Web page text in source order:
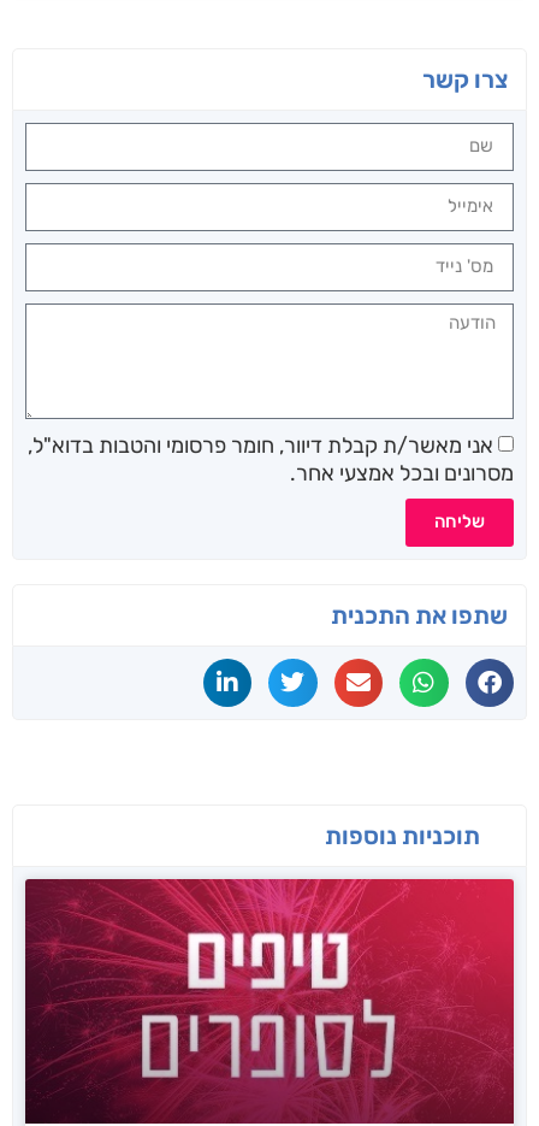
צרו קשר
אני מאשר/ת קבלת דיוור, חומר פרסומי והטבות בדוא"ל,
מסרונים ובכל אמצעי אחר.
שליחה
שתפו את התכנית
תוכניות נוספות